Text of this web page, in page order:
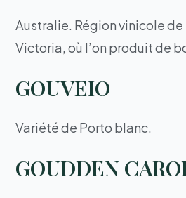
Australie. Région vinicole
Victoria, où l’on produit de
GOUVEIO
Variété de Porto blanc.
GOUDDEN